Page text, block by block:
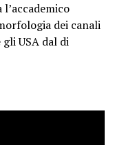
l’accademico
dei canali
USA dal di